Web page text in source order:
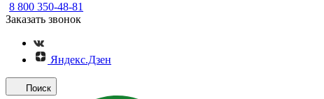
8 800 350-48-81
Заказать звонок
Яндекс.Дзен
Поиск